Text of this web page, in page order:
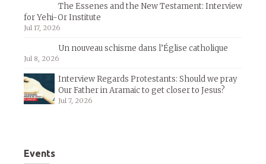
The Essenes and the New Testament: Interview
for Yehi-Or Institute
Jul 17, 2026
Un nouveau schisme dans l’Église catholique
Jul 8, 2026
Interview Regards Protestants: Should we pray
Our Father in Aramaic to get closer to Jesus?
Jul 7, 2026
Events